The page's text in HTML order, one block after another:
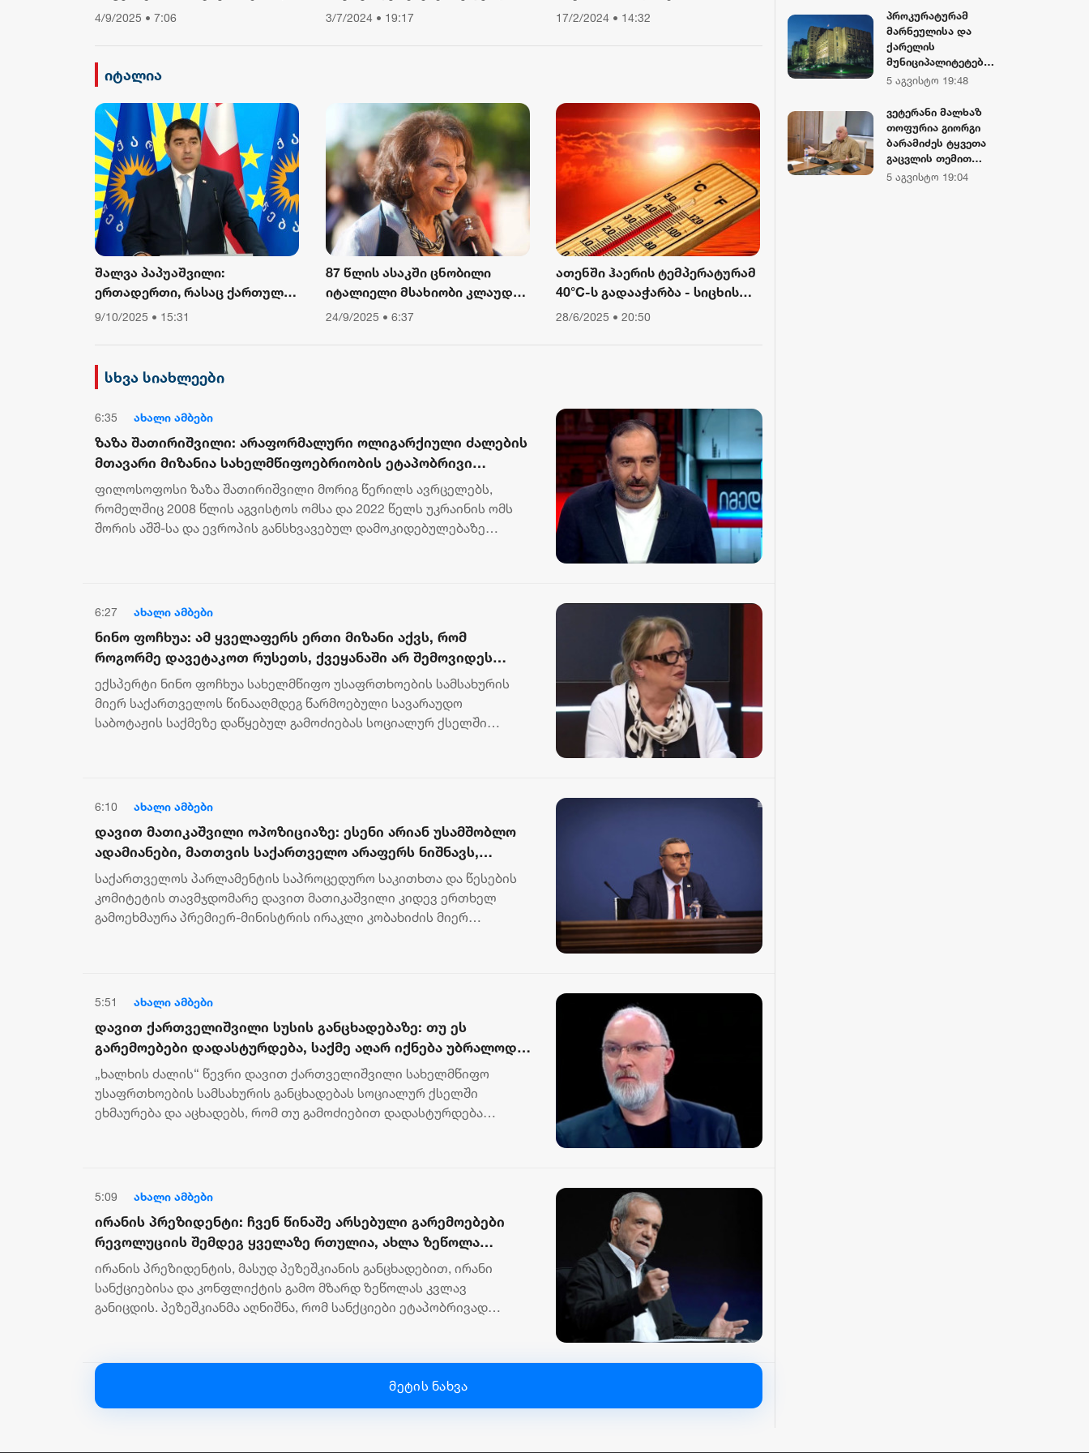
საავტომობილო მოძრაობა
4/9/2025 • 7:06
თუ არა, ვიწექი 6 თვე,
3/7/2024 • 19:17
სამედიცინო
17/2/2024 • 14:32
იტალია
შალვა პაპუაშვილი:
ერთადერთი, რასაც ქართული
საზოგადოება ევროკომისიის
დამხობის მიზნით
დაორგანიზებული შეკრების
მხარდაჭერის გამო
9/10/2025 • 15:31
87 წლის ასაკში ცნობილი
იტალიელი მსახიობი კლაუდია
კარდინალე გარდაიცვალა
24/9/2025 • 6:37
ათენში ჰაერის ტემპერატურამ
40°C-ს გადააჭარბა - სიცხის
გამო ღია ცის ქვეშ მუშაობა
28/6/2025 • 20:50
სხვა სიახლეები
6:35 ახალი ამბები
ზაზა შათირიშვილი: არაფორმალური ოლიგარქიული ძალების
მთავარი მიზანია სახელმწიფოებრიობის ეტაპობრივი
გაუქმება და კორპორაციული მმართველობით ჩანაცვლება,
რისთვისაც, ომის გარდა სხვა ბერკეტებსაც იყენებენ
ფილოსოფოსი ზაზა შათირიშვილი მორიგ წერილს ავრცელებს,
რომელშიც 2008 წლის აგვისტოს ომსა და 2022 წელს უკრაინის ომს
შორის აშშ-სა და ევროპის განსხვავებულ დამოკიდებულებაზე
6:27 ახალი ამბები
ნინო ფოჩხუა: ამ ყველაფერს ერთი მიზანი აქვს, რომ
როგორმე დავეტაკოთ რუსეთს, ქვეყანაში არ შემოვიდეს
ტურისტი, დაიქცეს და დაინგრეს ქვეყანა, თუ ვინმეს ჰგონია,
რომ ქვეყნის წინააღმდეგ მიმართული საბოტაჟი და მტრობა
შერჩება, სულ ტყუილად
ექსპერტი ნინო ფოჩხუა სახელმწიფო უსაფრთხოების სამსახურის
მიერ საქართველოს წინააღმდეგ წარმოებული სავარაუდო
საბოტაჟის საქმეზე დაწყებულ გამოძიებას სოციალურ ქსელში
6:10 ახალი ამბები
დავით მათიკაშვილი ოპოზიციაზე: ესენი არიან უსამშობლო
ადამიანები, მათთვის საქართველო არაფერს ნიშნავს,
მათთვის მნიშვნელოვანია მხოლოდ ის დავალებები, რაც
მოსდით
საქართველოს პარლამენტის საპროცედურო საკითხთა და წესების
კომიტეტის თავმჯდომარე დავით მათიკაშვილი კიდევ ერთხელ
გამოეხმაურა პრემიერ-მინისტრის ირაკლი კობახიძის მიერ
5:51 ახალი ამბები
დავით ქართველიშვილი სუსის განცხადებაზე: თუ ეს
გარემოებები დადასტურდება, საქმე აღარ იქნება უბრალოდ
საყოფაცხოვრებო დეზინფორმაციასთან
„ხალხის ძალის“ წევრი დავით ქართველიშვილი სახელმწიფო
უსაფრთხოების სამსახურის განცხადებას სოციალურ ქსელში
ეხმაურება და აცხადებს, რომ თუ გამოძიებით დადასტურდება
5:09 ახალი ამბები
ირანის პრეზიდენტი: ჩვენ წინაშე არსებული გარემოებები
რევოლუციის შემდეგ ყველაზე რთულია, ახლა ზეწოლა
მიმართულია იმისკენ, რომ ხალხს პროტესტისკენ უბიძგონ
ირანის პრეზიდენტის, მასუდ პეზეშკიანის განცხადებით, ირანი
სანქციებისა და კონფლიქტის გამო მზარდ ზეწოლას კვლავ
განიცდის. პეზეშკიანმა აღნიშნა, რომ სანქციები ეტაპობრივად
მეტის ნახვა
აღავლინა
მოძრაობა -
კარიერისთვის,
აფხაზეთის ომი და
ვეტერანის სტატუსი
დანაშაულებრივი
დახვრეტის
თაობაზე რისთვის
დასჭირდა, ესეც
კარიერისთვის?
პროკურატურამ
მარნეულისა და
ქარელის
მუნიციპალიტეტები
ს ბაგა-ბაღებში
ნაცვლად
მოტყუებით ცხენის
ხორცის შეტანის
ფაქტებზე ორ პირს
წარუდგინა
5 აგვისტო 19:48
ვეტერანი მალხაზ
თოფურია გიორგი
ბარამიძეს ტყვეთა
გაცვლის თემით
მანიპულირებაში
5 აგვისტო 19:04